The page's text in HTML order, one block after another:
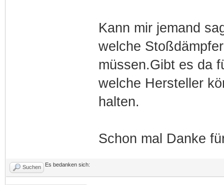
Kann mir jemand
welche
müssen.Gibt es da
welche Hersteller
halten.
Schon mal Danke
Suchen Es bedanken sich: